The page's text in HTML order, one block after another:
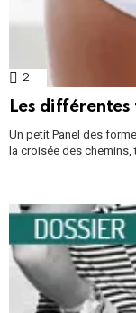
2
Les différentes
Un petit Panel des
la croisée des chemins,